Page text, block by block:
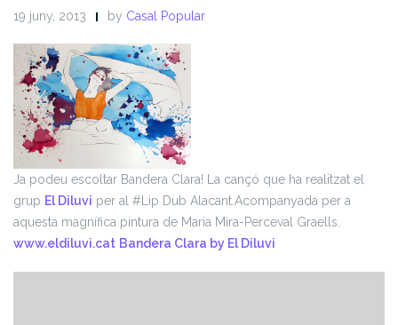
19 juny, 2013 by Casal Popular
Ja podeu escoltar Bandera Clara! La cançó que ha realitzat el
grup El Diluvi per al #Lip Dub Alacant.Acompanyada per a
aquesta magnífica pintura de Maria Mira-Perceval Graells.
www.eldiluvi.cat Bandera Clara by El Diluvi